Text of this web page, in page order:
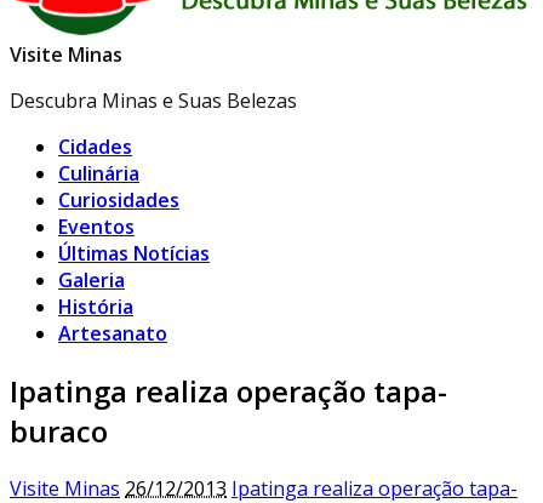
Visite Minas
Descubra Minas e Suas Belezas
Cidades
Culinária
Curiosidades
Eventos
Últimas Notícias
Galeria
História
Artesanato
Ipatinga realiza operação tapa-
buraco
Visite Minas 26/12/2013 Ipatinga realiza operação tapa-